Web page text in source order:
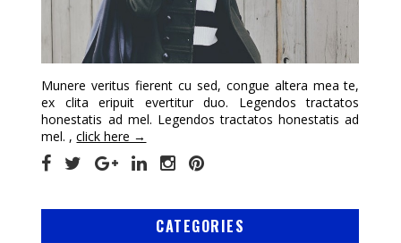
Munere veritus fierent cu sed, congue altera mea te,
ex clita eripuit evertitur duo. Legendos tractatos
honestatis ad mel. Legendos tractatos honestatis ad
mel. ,click here →
CATEGORIES